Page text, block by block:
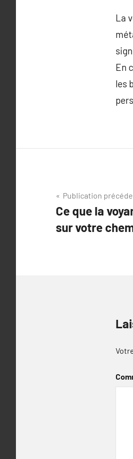
La
En
les
Navigation
de
l’article
Publication
Ce que la
sur votre